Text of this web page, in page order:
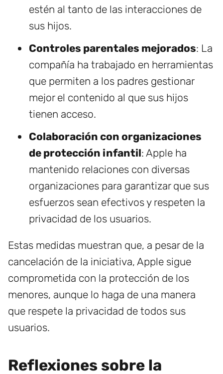
estén al tanto de las interacciones de
sus hijos.
Controles parentales mejorados: La
compañía ha trabajado en herramientas
que permiten a los padres gestionar
mejor el contenido al que sus hijos
tienen acceso.
Colaboración con organizaciones
de protección infantil: Apple ha
mantenido relaciones con diversas
organizaciones para garantizar que sus
esfuerzos sean efectivos y respeten la
privacidad de los usuarios.
Estas medidas muestran que, a pesar de la
cancelación de la iniciativa, Apple sigue
comprometida con la protección de los
menores, aunque lo haga de una manera
que respete la privacidad de todos sus
usuarios.
Reflexiones sobre la